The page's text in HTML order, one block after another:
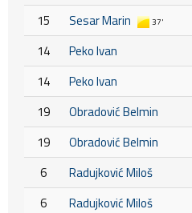
15 Sesar Marin 37'
14
Peko Ivan
14
Peko Ivan
19
Obradović Belmin
19
Obradović Belmin
6
Radujković Miloš
6
Radujković Miloš